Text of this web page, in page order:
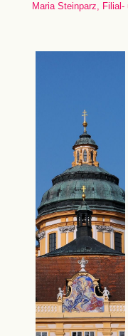
Maria Steinparz,